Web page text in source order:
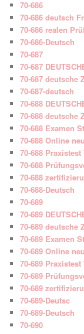
70-686
70-686 deutsch
70-686 realen
70-686-Deutsch
70-687
70-687
70-687 deutsche
70-687-deutsch
70-688
70-688 deutsche
70-688 Examen
70-688 Online
70-688
70-688
70-688
70-688-Deutsch
70-689
70-689
70-689 deutsche
70-689 Examen
70-689 Online
70-689
70-689
70-689
70-689-Deutsc
70-689-Deutsch
70-690